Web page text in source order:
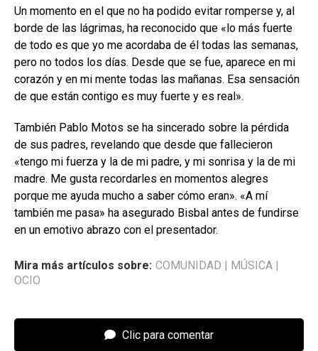
Un momento en el que no ha podido evitar romperse y, al
borde de las lágrimas, ha reconocido que «lo más fuerte
de todo es que yo me acordaba de él todas las semanas,
pero no todos los días. Desde que se fue, aparece en mi
corazón y en mi mente todas las mañanas. Esa sensación
de que están contigo es muy fuerte y es real».
También Pablo Motos se ha sincerado sobre la pérdida
de sus padres, revelando que desde que fallecieron
«tengo mi fuerza y la de mi padre, y mi sonrisa y la de mi
madre. Me gusta recordarles en momentos alegres
porque me ayuda mucho a saber cómo eran». «A mí
también me pasa» ha asegurado Bisbal antes de fundirse
en un emotivo abrazo con el presentador.
Mira más artículos sobre: COMUNIDAD MÚSICA
OCIO
Clic para comentar